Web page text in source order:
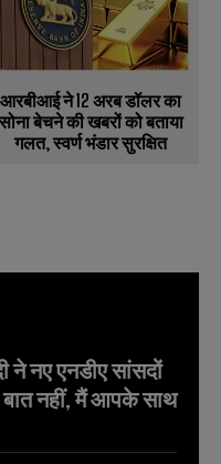
आरबीआई ने 12 अरब डॉलर का
सोना बेचने की खबरों को बताया
गलत, स्वर्ण भंडार सुरक्षित
ने नए एनडीए सांसदों
बात नहीं, मैं आपके साथ